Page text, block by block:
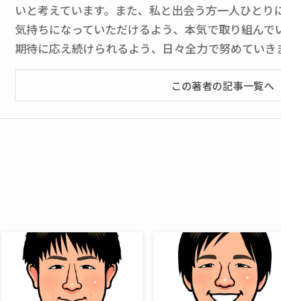
いと考えています。また、私と出会う方一人ひとり
気持ちになっていただけるよう、本気で取り組んで
期待に応え続けられるよう、日々全力で努めていき
この著者の記事一覧へ